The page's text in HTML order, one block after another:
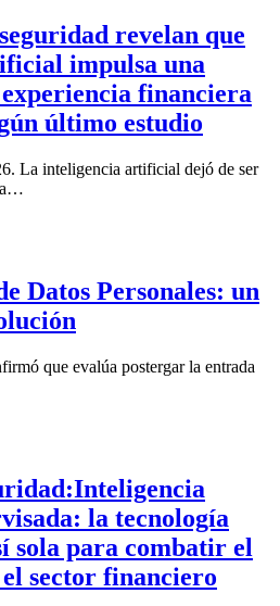
revelan que
impulsa una
financiera
último estudio
La inteligencia artificial dejó de ser
Datos Personales: un
que evalúa postergar la entrada
la tecnología
sola para combatir el
sector financiero